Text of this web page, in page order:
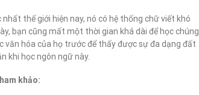
thế giới hiện nay, nó có hệ thống chữ viết khó
bạn cũng mất một thời gian khá dài để học chúng.
hóa của họ trước để thấy được sự đa dạng đất
khi học ngôn ngữ này.
khảo: